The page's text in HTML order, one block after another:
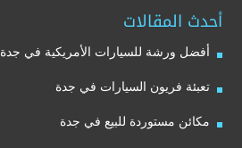
أحدث المقالات
أفضل ورشة للسيارات الأمريكية في جدة
تعبئة فريون السيارات في جدة
مكائن مستوردة للبيع في جدة